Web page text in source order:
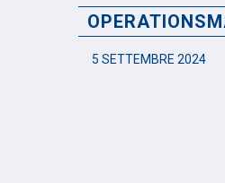
5 SETTEMBRE 2024